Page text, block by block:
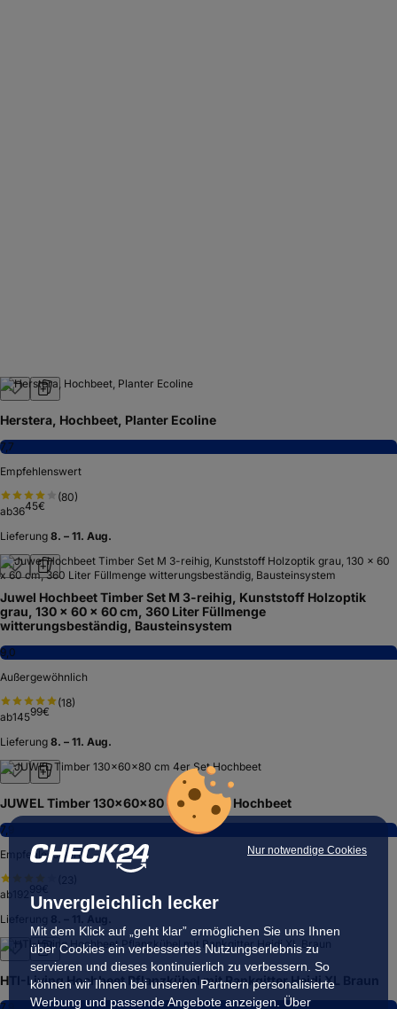
Nur notwendige Cookies
Unvergleichlich lecker
Mit dem Klick auf „geht klar” ermöglichen Sie uns Ihnen
über Cookies ein verbessertes Nutzungserlebnis zu
servieren und dieses kontinuierlich zu verbessern. So
können wir Ihnen bei unseren Partnern personalisierte
Werbung und passende Angebote anzeigen. Über
Herstera, Hochbeet, Planter Ecoline
7,7
Empfehlenswert
(80)
ab3645€
Lieferung 8. – 11. Aug.
Juwel Hochbeet Timber Set M 3-reihig, Kunststoff Holzoptik
grau, 130 x 60 x 60 cm, 360 Liter Füllmenge
witterungsbeständig, Bausteinsystem
9,0
Außergewöhnlich
(18)
ab14599€
Lieferung 8. – 11. Aug.
JUWEL Timber 130x60x80 cm 4er Set Hochbeet
7,9
Empfehlenswert
ab
Lieferung
HTI-Living Hochbeet Pflanzkübel mit Rankgitter Heidi XL Braun